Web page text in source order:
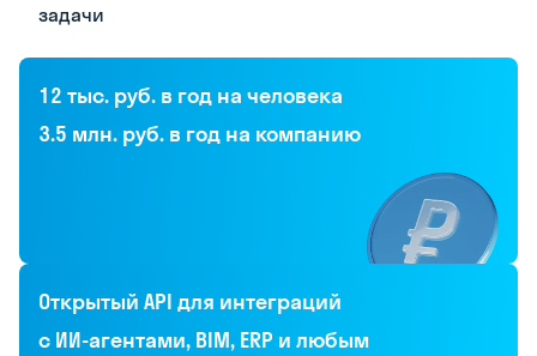
задачи
12 тыс. руб. в год на человека
3.5 млн. руб. в год на компанию
Открытый API для интеграций
с ИИ-агентами, BIM, ERP и любым